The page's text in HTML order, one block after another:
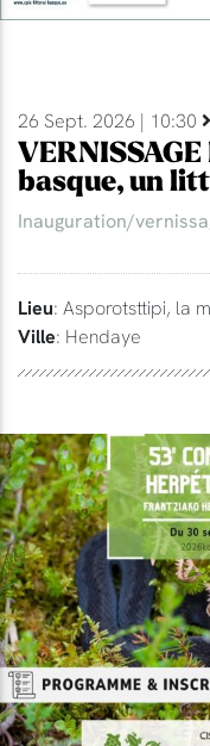
26 Sept. 2026 | 10:30
basque, un
Inauguration/
Lieu: Asporotsttipi, la
Ville: Hendaye